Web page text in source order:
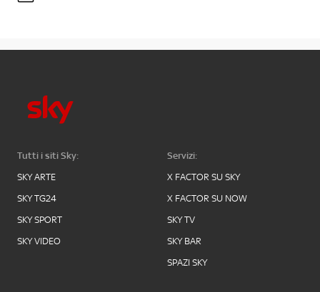
Tutti i siti Sky:
SKY ARTE
SKY TG24
SKY SPORT
SKY VIDEO
Servizi:
X FACTOR SU SKY
X FACTOR SU NOW
SKY TV
SKY BAR
SPAZI SKY